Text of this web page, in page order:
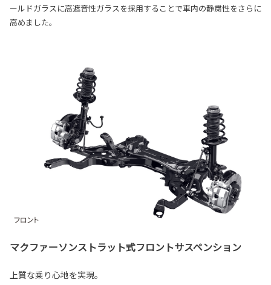
ールドガラスに高遮音性ガラスを採用することで車内の静粛性をさらに
高めました。
マクファーソンストラット式フロントサスペンション
上質な乗り心地を実現。